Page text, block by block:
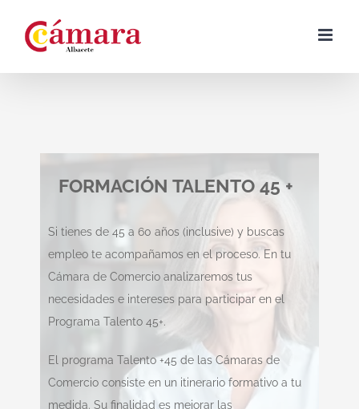
content
FORMACIÓN TALENTO 45 +
Si tienes de 45 a 60 años (inclusive) y buscas
empleo te acompañamos en el proceso. En tu
Cámara de Comercio analizaremos tus
necesidades e intereses para participar en el
Programa Talento 45+.
El programa Talento +45 de las Cámaras de
Comercio consiste en un itinerario formativo a tu
medida. Su finalidad es mejorar las